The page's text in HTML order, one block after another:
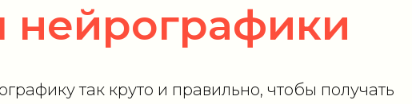
нейрографики
так круто и правильно, чтобы получать